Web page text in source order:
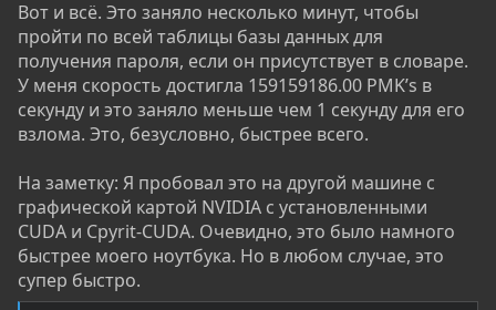
Вот и всё. Это заняло несколько минут, чтобы
пройти по всей таблицы базы данных для
получения пароля, если он присутствует в словаре.
У меня скорость достигла 159159186.00 PMK’s в
секунду и это заняло меньше чем 1 секунду для его
взлома. Это, безусловно, быстрее всего.
На заметку: Я пробовал это на другой машине с
графической картой NVIDIA с установленными
CUDA и Cpyrit-CUDA. Очевидно, это было намного
быстрее моего ноутбука. Но в любом случае, это
супер быстро.